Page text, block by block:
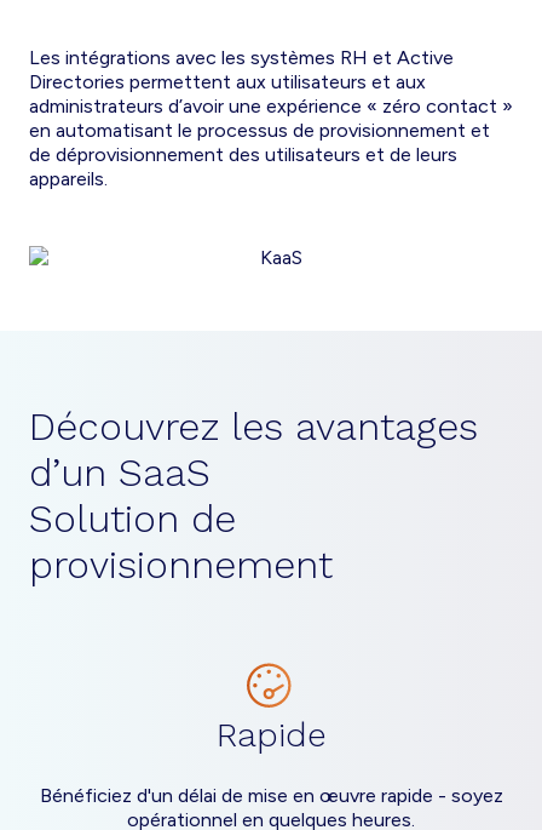
Les intégrations avec les systèmes RH et Active
Directories permettent aux utilisateurs et aux
administrateurs d’avoir une expérience « zéro contact »
en automatisant le processus de provisionnement et
de déprovisionnement des utilisateurs et de leurs
appareils.
Découvrez les avantages
d’un SaaS
Solution de
provisionnement
Rapide
Bénéficiez d'un délai de mise en œuvre rapide - soyez
opérationnel en quelques heures.